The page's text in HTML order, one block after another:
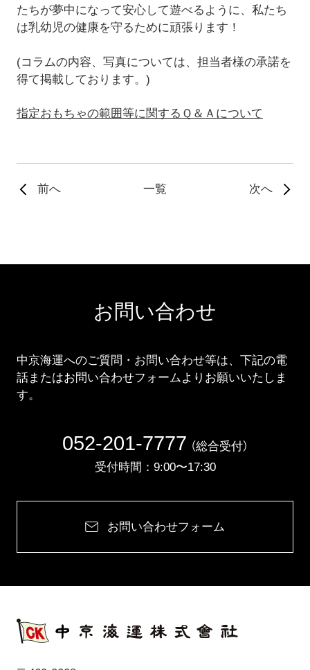
たちが夢中になって安心して遊べるように、私たち
は乳幼児の健康を守るために頑張ります！
(コラムの内容、写真については、担当者様の承諾を
得て掲載しております。)
指定おもちゃの範囲等に関するＱ＆Ａについて
前へ 一覧 次へ
お問い合わせ
中京海運へのご質問・お問い合わせ等は、下記の電
話またはお問い合わせフォームよりお願いいたしま
す。
052-201-7777 （総合受付）
受付時間：9:00〜17:30
お問い合わせフォーム